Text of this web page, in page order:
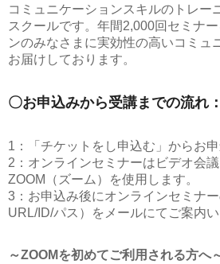
コミュニケーションスキルのトレー
スクールです。年間2,000回セミナ
ンのみなさまに実効性の高いコミュ
お届けしております。
〇お申込みから受講までの流れ：
1：「チケットをし申込む」からお申
2：オンラインセミナーはビデオ会
ZOOM（ズーム）を使用します。
3：お申込み後にオンラインセミナ
URL/ID/パス）をメールにてご案内い
～ZOOMを初めてご利用される方へ